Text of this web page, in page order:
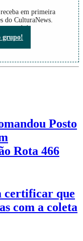
em primeira
do CulturaNews.
grupo!
Posto
Rota 466
certificar que
com a coleta